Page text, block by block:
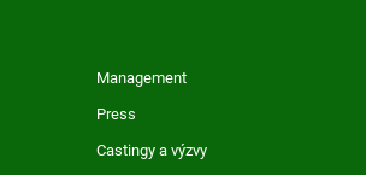
Management
Press
Castingy a výzvy